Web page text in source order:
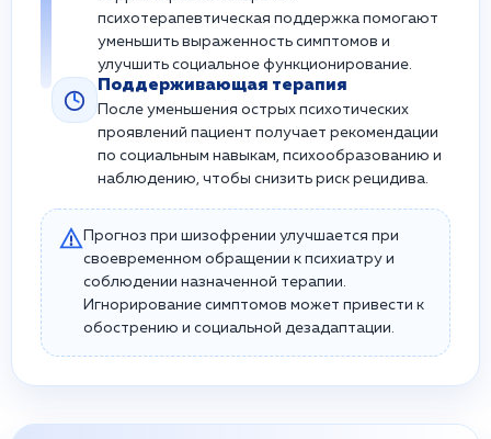
психотерапевтическая поддержка помогают
уменьшить выраженность симптомов и
улучшить социальное функционирование.
Поддерживающая терапия
После уменьшения острых психотических
проявлений пациент получает рекомендации
по социальным навыкам, психообразованию и
наблюдению, чтобы снизить риск рецидива.
Прогноз при шизофрении улучшается при
своевременном обращении к психиатру и
соблюдении назначенной терапии.
Игнорирование симптомов может привести к
обострению и социальной дезадаптации.